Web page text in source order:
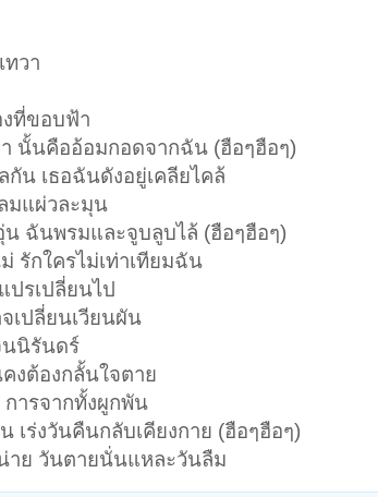
วา
งที่ขอบฟ้า
นั้นคืออ้อมกอดจากฉัน (ฮือๆฮือๆ)
กัน เธอฉันดังอยู่เคลียไคล้
มแผ่วละมุน
ฉันพรมและจูบลูบไล้ (ฮือๆฮือๆ)
รักใครไม่เท่าเทียมฉัน
ปรเปลี่ยนไป
เปลี่ยนเวียนผัน
นนิรันดร์
งต้องกลั้นใจตาย
การจากทั้งผูกพัน
เร่งวันคืนกลับเคียงกาย (ฮือๆฮือๆ)
าย วันตายนั่นแหละวันลืม